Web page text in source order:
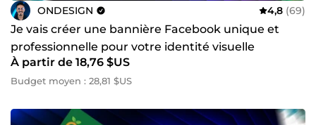
ONDESIGN 4,8 (69)
Je vais créer une bannière Facebook unique et
professionnelle pour votre identité visuelle
À partir de 18,76 $US
Budget moyen : 28,81 $US